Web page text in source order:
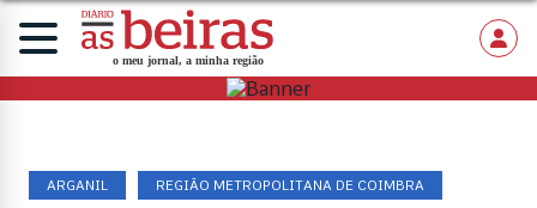
ARGANIL REGIÃO METROPOLITANA DE COIMBRA